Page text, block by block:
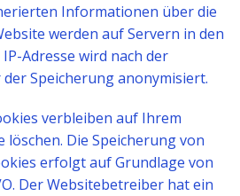
Informationen über die
werden auf Servern in den
Adresse wird nach der
Speicherung anonymisiert.
verbleiben auf Ihrem
löschen. Die Speicherung von
erfolgt auf Grundlage von
Der Websitebetreiber hat ein